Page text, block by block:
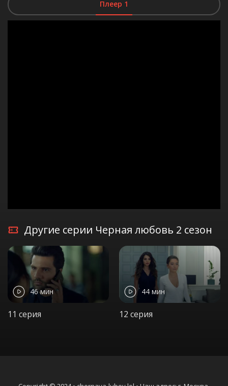
Плеер 1
Другие серии Черная любовь 2 сезон
46 мин
11 серия
44 мин
12 серия